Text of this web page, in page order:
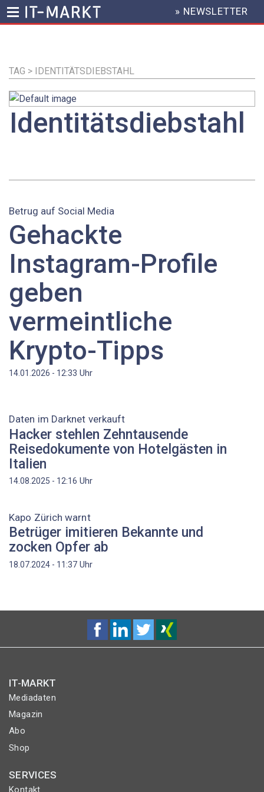
Inhalt
HEADER
MENU
» NEWSLETTER
TAG > IDENTITÄTSDIEBSTAHL
Identitätsdiebstahl
Betrug auf Social Media
Gehackte
Instagram-Profile
geben
vermeintliche
Krypto-Tipps
14.01.2026 - 12:33 Uhr
Daten im Darknet verkauft
Hacker stehlen Zehntausende
Reisedokumente von Hotelgästen in
Italien
14.08.2025 - 12:16 Uhr
Kapo Zürich warnt
Betrüger imitieren Bekannte und
zocken Opfer ab
18.07.2024 - 11:37 Uhr
IT-MARKT
Mediadaten
Magazin
Abo
Shop
SERVICES
Kontakt